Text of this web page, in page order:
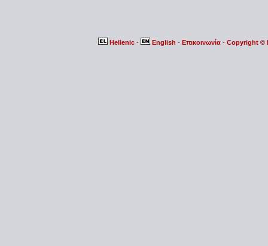
Hellenic - English - Επικοινωνία - Copyright ©